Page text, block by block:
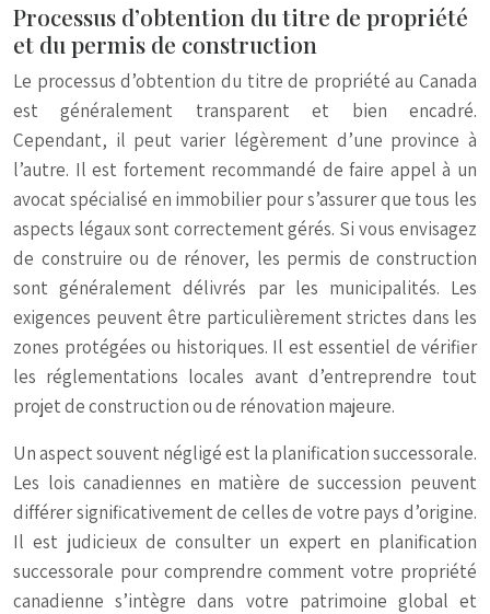
Processus d’obtention du titre de propriété
et du permis de construction
Le processus d’obtention du titre de propriété au Canada
est généralement transparent et bien encadré.
Cependant, il peut varier légèrement d’une province à
l’autre. Il est fortement recommandé de faire appel à un
avocat spécialisé en immobilier pour s’assurer que tous les
aspects légaux sont correctement gérés. Si vous envisagez
de construire ou de rénover, les permis de construction
sont généralement délivrés par les municipalités. Les
exigences peuvent être particulièrement strictes dans les
zones protégées ou historiques. Il est essentiel de vérifier
les réglementations locales avant d’entreprendre tout
projet de construction ou de rénovation majeure.
Un aspect souvent négligé est la planification successorale.
Les lois canadiennes en matière de succession peuvent
différer significativement de celles de votre pays d’origine.
Il est judicieux de consulter un expert en planification
successorale pour comprendre comment votre propriété
canadienne s’intègre dans votre patrimoine global et